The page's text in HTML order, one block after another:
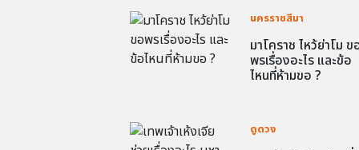
นครราชสีมา
มาโคราช ไหว้ย่าโม ข
พรเรื่องอะไร และข้อ
ไหนที่ห้ามขอ ?
ดูดวง